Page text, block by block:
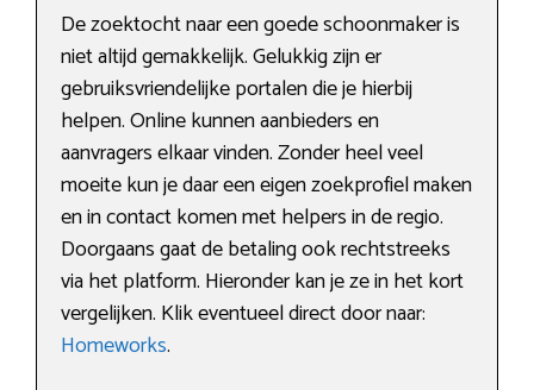
De zoektocht naar een goede schoonmaker is
niet altijd gemakkelijk. Gelukkig zijn er
gebruiksvriendelijke portalen die je hierbij
helpen. Online kunnen aanbieders en
aanvragers elkaar vinden. Zonder heel veel
moeite kun je daar een eigen zoekprofiel maken
en in contact komen met helpers in de regio.
Doorgaans gaat de betaling ook rechtstreeks
via het platform. Hieronder kan je ze in het kort
vergelijken. Klik eventueel direct door naar:
Homeworks.